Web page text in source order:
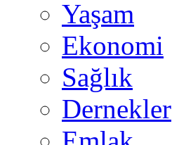
Yaşam
Ekonomi
Sağlık
Dernekler